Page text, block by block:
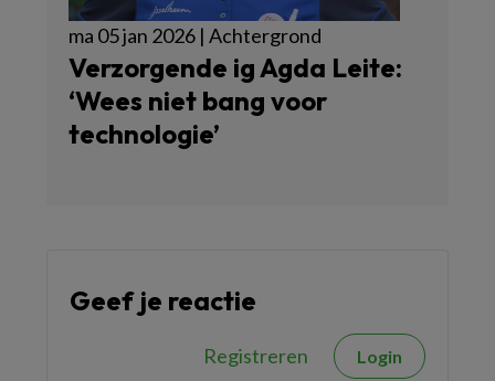
ma 05 jan 2026 | Achtergrond
Verzorgende ig Agda Leite:
‘Wees niet bang voor
technologie’
Geef je reactie
Registreren Login